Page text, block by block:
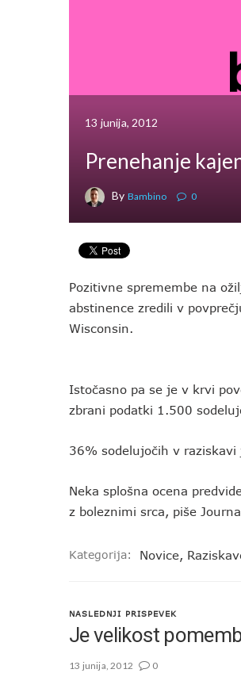
13 junija, 2012
Prenehanje
By Bambino 0
Pozitivne spremembe na
abstinence zredili v
Wisconsin.
Istočasno pa se je v krvi
zbrani podatki 1.500
36% sodelujočih v
Neka splošna ocena
z boleznimi srca, piše
Kategorija: Novice,
NASLEDNJI PRISPEVEK
Je velikost
13 junija, 2012 0